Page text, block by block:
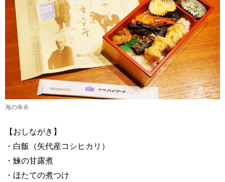
海の幸弁
【おしながき】
・白飯（矢代産コシヒカリ）
・鰊の甘露煮
・ほたての煮つけ